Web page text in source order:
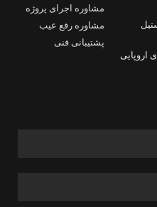
اروپایی
مشاوره اجرای پروژه
مشاوره رفع عیب
پشتیبانی فنی